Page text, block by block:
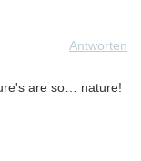
Antworten
are so… nature!